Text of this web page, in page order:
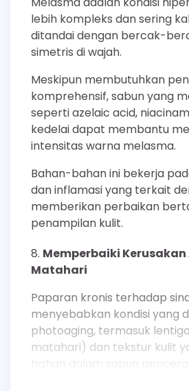
lebih kompleks dan sering
ditandai dengan bercak-
simetris di wajah.
Meskipun membutuhkan
komprehensif, sabun yang
seperti azelaic acid,
kedelai dapat membantu
intensitas warna melasma.
Bahan-bahan ini bekerja
dan inflamasi yang terkait
memberikan perbaikan
penampilan kulit.
Memperbaiki
Matahari
Paparan kronis terhadap
menyebabkan kondisi yang
photoaging, termasuk
matahari) dan tekstur kulit